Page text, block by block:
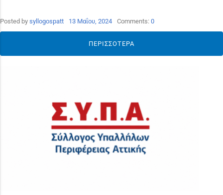
Posted by syllogospatt 13 Μαΐου, 2024 Comments: 0
ΠΕΡΙΣΣΌΤΕΡΑ